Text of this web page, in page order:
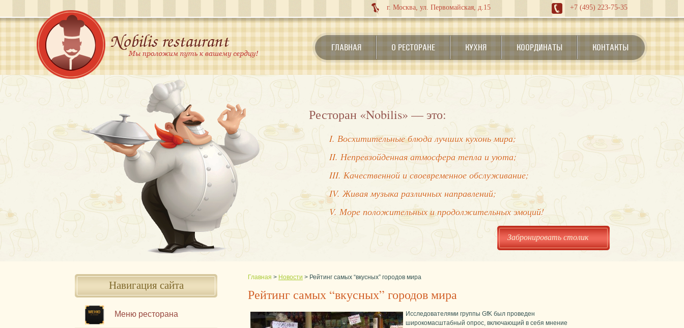
г. Москва, ул. Первомайская, д.15 +7 (495) 223-75-35
ГЛАВНАЯ О РЕСТОРАНЕ КУХНЯ КООРДИНАТЫ КОНТАКТЫ
Ресторан «Nobilis» — это:
I. Восхитительные блюда лучших кухонь мира;
II. Непревзойденная атмосфера тепла и уюта;
III. Качественной и своевременное обслуживание;
IV. Живая музыка различных направлений;
V. Море положительных и продолжительных эмоций!
Забронировать столик
Навигация сайта
Меню ресторана
Главная > Новости > Рейтинг самых “вкусных” городов мира
Рейтинг самых “вкусных” городов мира
Исследователями группы GfK был проведен
широкомасштабный опрос, включающий в себя мнение